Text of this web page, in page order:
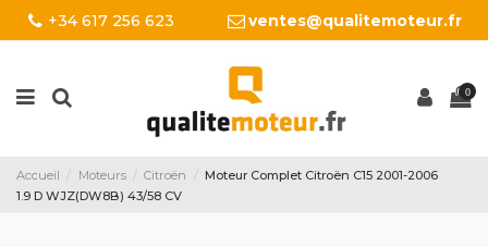
+34 617 256 623 ventes@qualitemoteur.fr
0
Accueil Moteurs Citroën
Moteur Complet Citroën C15 2001-2006
1.9 D WJZ(DW8B) 43/58 CV